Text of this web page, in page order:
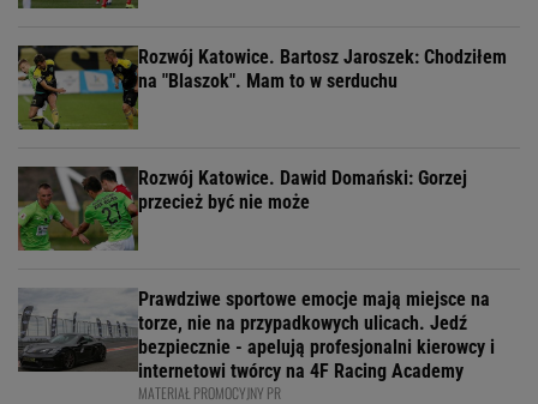
Rozwój Katowice. Bartosz Jaroszek: Chodziłem
na "Blaszok". Mam to w serduchu
Rozwój Katowice. Dawid Domański: Gorzej
przecież być nie może
Prawdziwe sportowe emocje mają miejsce na
torze, nie na przypadkowych ulicach. Jedź
bezpiecznie - apelują profesjonalni kierowcy i
internetowi twórcy na 4F Racing Academy
MATERIAŁ PROMOCYJNY PR